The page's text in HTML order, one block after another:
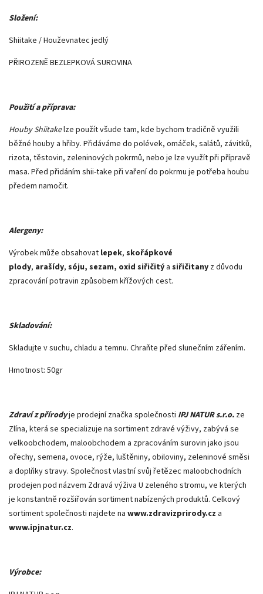
Složení:
Shiitake / Houževnatec jedlý
PŘIROZENĚ BEZLEPKOVÁ SUROVINA
Použití a příprava:
Houby Shiitakelze použít všude tam, kde bychom tradičně využili
běžné houby a hřiby. Přidáváme do polévek, omáček, salátů, závitků,
rizota, těstovin, zeleninových pokrmů, nebo je lze využít při přípravě
masa. Před přidáním shii-take při vaření do pokrmu je potřeba houbu
předem namočit.
Alergeny:
Výrobek může obsahovat lepek, skořápkové
plody, arašídy, sóju, sezam, oxid siřičitý a siřičitany z důvodu
zpracování potravin způsobem křížových cest.
Skladování:
Skladujte v suchu, chladu a temnu. Chraňte před slunečním zářením.
Hmotnost: 50gr
Zdraví z přírodyje prodejní značka společnosti IPJ NATUR s.r.o. ze
Zlína, která se specializuje na sortiment zdravé výživy, zabývá se
velkoobchodem, maloobchodem a zpracováním surovin jako jsou
ořechy, semena, ovoce, rýže, luštěniny, obiloviny, zeleninové směsi
a doplňky stravy. Společnost vlastní svůj řetězec maloobchodních
prodejen pod názvem Zdravá výživa U zeleného stromu, ve kterých
je konstantně rozšiřován sortiment nabízených produktů. Celkový
sortiment společnosti najdete na www.zdravizprirody.cz a
www.ipjnatur.cz.
Výrobce: